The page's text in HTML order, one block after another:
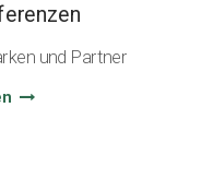
und Partner